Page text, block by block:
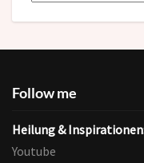
Follow me
Heilung &
Youtube